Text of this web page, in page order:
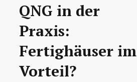
QNG in der
Praxis:
Fertighäuser im
Vorteil?